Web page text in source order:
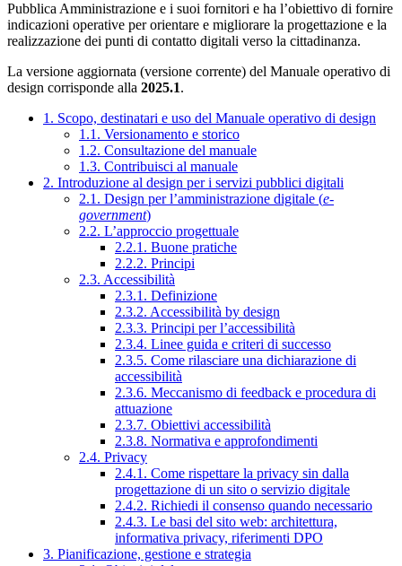
Pubblica Amministrazione e i suoi fornitori e ha l’obiettivo di fornire
indicazioni operative per orientare e migliorare la progettazione e la
realizzazione dei punti di contatto digitali verso la cittadinanza.
La versione aggiornata (versione corrente) del Manuale operativo di
design corrisponde alla 2025.1.
1. Scopo, destinatari e uso del Manuale operativo di design
1.1. Versionamento e storico
1.2. Consultazione del manuale
1.3. Contribuisci al manuale
2. Introduzione al design per i servizi pubblici digitali
2.1. Design per l’amministrazione digitale (e-
government)
2.2. L’approccio progettuale
2.2.1. Buone pratiche
2.2.2. Principi
2.3. Accessibilità
2.3.1. Definizione
2.3.2. Accessibilità by design
2.3.3. Principi per l’accessibilità
2.3.4. Linee guida e criteri di successo
2.3.5. Come rilasciare una dichiarazione di
accessibilità
2.3.6. Meccanismo di feedback e procedura di
attuazione
2.3.7. Obiettivi accessibilità
2.3.8. Normativa e approfondimenti
2.4. Privacy
2.4.1. Come rispettare la privacy sin dalla
progettazione di un sito o servizio digitale
2.4.2. Richiedi il consenso quando necessario
2.4.3. Le basi del sito web: architettura,
informativa privacy, riferimenti DPO
3. Pianificazione, gestione e strategia